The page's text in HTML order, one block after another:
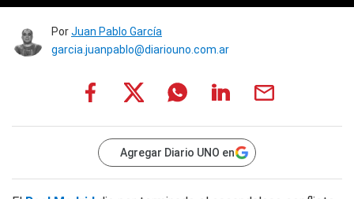
PorJuan Pablo García
garcia.juanpablo@diariouno.com.ar
Agregar Diario UNO en